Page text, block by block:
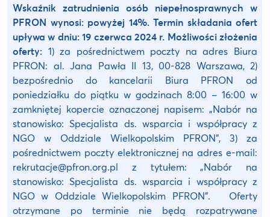
Wskaźnik zatrudnienia osób niepełnosprawnych w
PFRON wynosi: powyżej 14%. Termin składania ofert
upływa w dniu: 19 czerwca 2024 r. Możliwości złożenia
oferty: 1) za pośrednictwem poczty na adres Biura
PFRON: al. Jana Pawła II 13, 00-828 Warszawa, 2)
bezpośrednio do kancelarii Biura PFRON od
poniedziałku do piątku w godzinach 8:00 – 16:00 w
zamkniętej kopercie oznaczonej napisem: „Nabór na
stanowisko: Specjalista ds. wsparcia i współpracy z
NGO w Oddziale Wielkopolskim PFRON”, 3) za
pośrednictwem poczty elektronicznej na adres e-mail:
rekrutacje@pfron.org.pl z tytułem: „Nabór na
stanowisko: Specjalista ds. wsparcia i współpracy z
NGO w Oddziale Wielkopolskim PFRON”. Oferty
otrzymane po terminie nie będą rozpatrywane